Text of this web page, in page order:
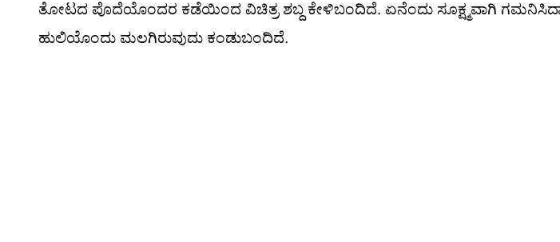
ತೋಟದ ಪೊದೆಯೊಂದರ ಕಡೆಯಿಂದ ವಿಚಿತ್ರ ಶಬ್ದ ಕೇಳಿಬಂದಿದೆ. ಏನೆಂದು ಸೂಕ್ಷ್ಮವಾಗಿ
ಹುಲಿಯೊಂದು ಮಲಗಿರುವುದು ಕಂಡುಬಂದಿದೆ.